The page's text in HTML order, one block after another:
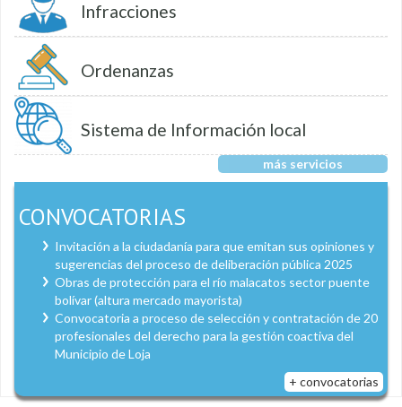
Infracciones
Ordenanzas
Sistema de Información local
más servicios
CONVOCATORIAS
Invitación a la ciudadanía para que emitan sus opiniones y
sugerencias del proceso de deliberación pública 2025
Obras de protección para el río malacatos sector puente
bolívar (altura mercado mayorista)
Convocatoria a proceso de selección y contratación de 20
profesionales del derecho para la gestión coactiva del
Municipio de Loja
+ convocatorias